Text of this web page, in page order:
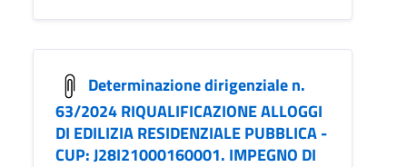
Determinazione dirigenziale n.
63/2024 RIQUALIFICAZIONE ALLOGGI
DI EDILIZIA RESIDENZIALE PUBBLICA -
CUP: J28I21000160001. IMPEGNO DI